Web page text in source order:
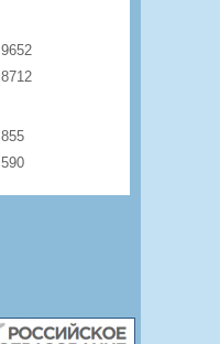
9652
8712
855
590